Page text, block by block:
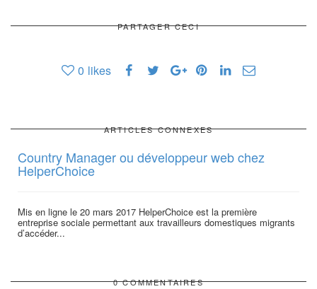
PARTAGER CECI
0 likes
ARTICLES CONNEXES
Country Manager ou développeur web chez
HelperChoice
Mis en ligne le 20 mars 2017 HelperChoice est la première
entreprise sociale permettant aux travailleurs domestiques migrants
d’accéder...
0 COMMENTAIRES